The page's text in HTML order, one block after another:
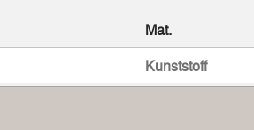
Mat.
Kunststoff